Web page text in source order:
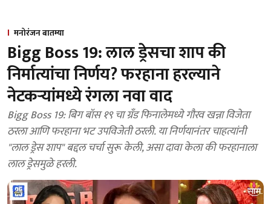
मनोरंजन बातम्या
Bigg Boss 19: लाल ड्रेसचा शाप की
निर्मात्यांचा निर्णय? फरहाना हरल्याने
नेटकऱ्यांमध्ये रंगला नवा वाद
Bigg Boss 19: बिग बॉस १९ चा ग्रँड फिनालेमध्ये गौरव खन्ना विजेता
ठरला आणि फरहाना भट उपविजेती ठरली. या निर्णयानंतर चाहत्यांनी
"लाल ड्रेस शाप" बद्दल चर्चा सुरू केली, असा दावा केला की फरहानाला
लाल ड्रेसमुळे हरली.